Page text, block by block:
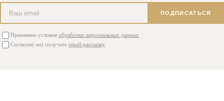
ПОДПИСАТЬСЯ
Принимаю условия обработки персональных данных
Согласен(-на) получать email-рассылку